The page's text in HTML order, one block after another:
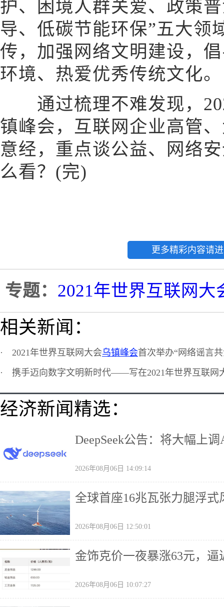
护、困境人群关爱、政策
导、低碳节能环保”五大领
传，加强网络文明建设，
环境、热爱优秀传统文化。
通过梳理不难发现，
镇峰会，互联网企业高管
意经，重点谈公益、网络
么看？(完)
更多精彩内容请
专题： 2021年世界互联网大
相关新闻：
· 2021年世界互联网大会乌镇峰会首次举办“网络谣言
· 携手迈向数字文明新时代——写在2021年世界互联网
经济新闻精选：
DeepSeek公告：将大幅上
2026年08月06日 14:09:14
全球首座16兆瓦张力腿浮
2026年08月06日 12:50:01
金饰克价一夜暴涨63元，逼
2026年08月06日 10:07:27